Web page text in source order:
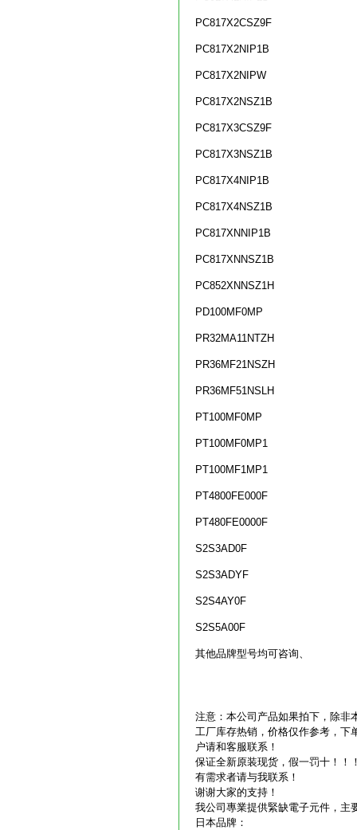
PC817X2CSZ9F
PC817X2NIP1B
PC817X2NIPW
PC817X2NSZ1B
PC817X3CSZ9F
PC817X3NSZ1B
PC817X4NIP1B
PC817X4NSZ1B
PC817XNNIP1B
PC817XNNSZ1B
PC852XNNSZ1H
PD100MF0MP
PR32MA11NTZH
PR36MF21NSZH
PR36MF51NSLH
PT100MF0MP
PT100MF0MP1
PT100MF1MP1
PT4800FE000F
PT480FE0000F
S2S3AD0F
S2S3ADYF
S2S4AY0F
S2S5A00F
其他品牌型号均可咨询、
注意：本公司产品如果拍下，除非
工厂库存热销，价格仅作参考，下
户请和客服联系！
保证全新原装现货，假一罚十！！
有需求者请与我联系！
谢谢大家的支持！
我公司專業提供緊缺電子元件，主
日本品牌：